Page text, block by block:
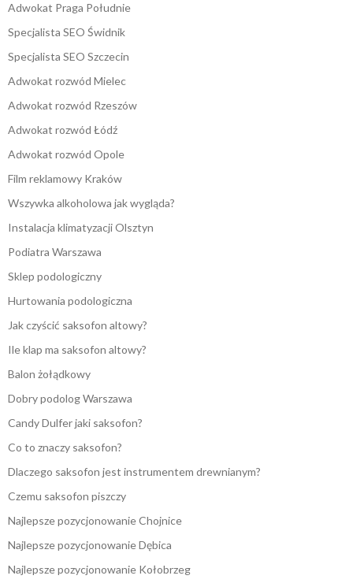
Adwokat Praga Południe
Specjalista SEO Świdnik
Specjalista SEO Szczecin
Adwokat rozwód Mielec
Adwokat rozwód Rzeszów
Adwokat rozwód Łódź
Adwokat rozwód Opole
Film reklamowy Kraków
Wszywka alkoholowa jak wygląda?
Instalacja klimatyzacji Olsztyn
Podiatra Warszawa
Sklep podologiczny
Hurtowania podologiczna
Jak czyścić saksofon altowy?
Ile klap ma saksofon altowy?
Balon żołądkowy
Dobry podolog Warszawa
Candy Dulfer jaki saksofon?
Co to znaczy saksofon?
Dlaczego saksofon jest instrumentem drewnianym?
Czemu saksofon piszczy
Najlepsze pozycjonowanie Chojnice
Najlepsze pozycjonowanie Dębica
Najlepsze pozycjonowanie Kołobrzeg